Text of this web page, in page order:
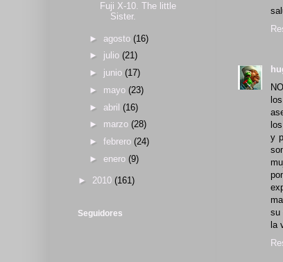
y
su
la
Fuji X-10. The little
Sister.
► agosto (16)
► julio (21)
► junio (17)
► mayo (23)
► abril (16)
► marzo (28)
► febrero (24)
► enero (9)
► 2010 (161)
Seguidores